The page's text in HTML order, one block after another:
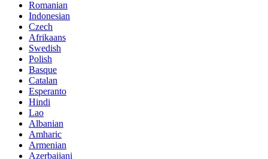
Romanian
Indonesian
Czech
Afrikaans
Swedish
Polish
Basque
Catalan
Esperanto
Hindi
Lao
Albanian
Amharic
Armenian
Azerbaijani